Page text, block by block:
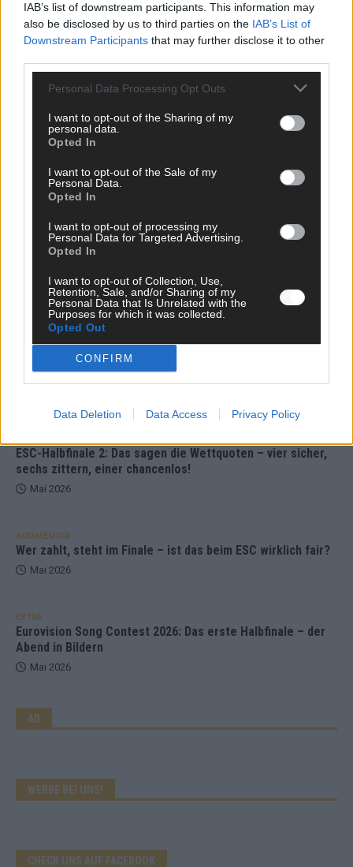
IAB’s list of downstream participants. This information may
also be disclosed by us to third parties on the IAB’s List of
Downstream Participants that may further disclose it to other
Personal Data Processing Opt Outs
I want to opt-out of the Sharing of my
personal data.
Opted In
I want to opt-out of the Sale of my
Personal Data.
Opted In
I want to opt-out of processing my
Personal Data for Targeted Advertising.
Opted In
I want to opt-out of Collection, Use,
Retention, Sale, and/or Sharing of my
Personal Data that Is Unrelated with the
Purposes for which it was collected.
Opted Out
CONFIRM
Data Deletion Data Access Privacy Policy
Monaco, Sallys Café, Westernbrauerei – der
Europa-Park 2026 macht vieles neu
Juni 2026
unser Kommentar zum ESC 2026
KOMMENTAR
Mai 2026
KOMMENTAR
ESC-Finale morgen: Finnland Favorit, Australien
aufgestiegen – alle 25 Acts im Kurzcheck
Mai 2026
KOMMENTAR
JJ hat den Abend gerettet – der Rest des ESC-Halbfinales
war solide, aber kein Feuerwerk
ESC-Halbfinale 2: Das sagen die Wettquoten – vier sicher,
sechs zittern, einer chancenlos!
Mai 2026
KOMMENTAR
Wer zahlt, steht im Finale – ist das beim ESC wirklich fair?
Mai 2026
EXTRA
Eurovision Song Contest 2026: Das erste Halbfinale – der
Abend in Bildern
Mai 2026
AD
WERBE BEI UNS!
CHECK UNS AUF FACEBOOK